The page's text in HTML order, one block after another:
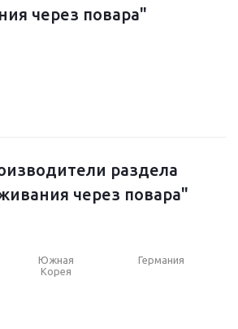
через повара"
раздела
через повара"
Южная
Корея
Германия